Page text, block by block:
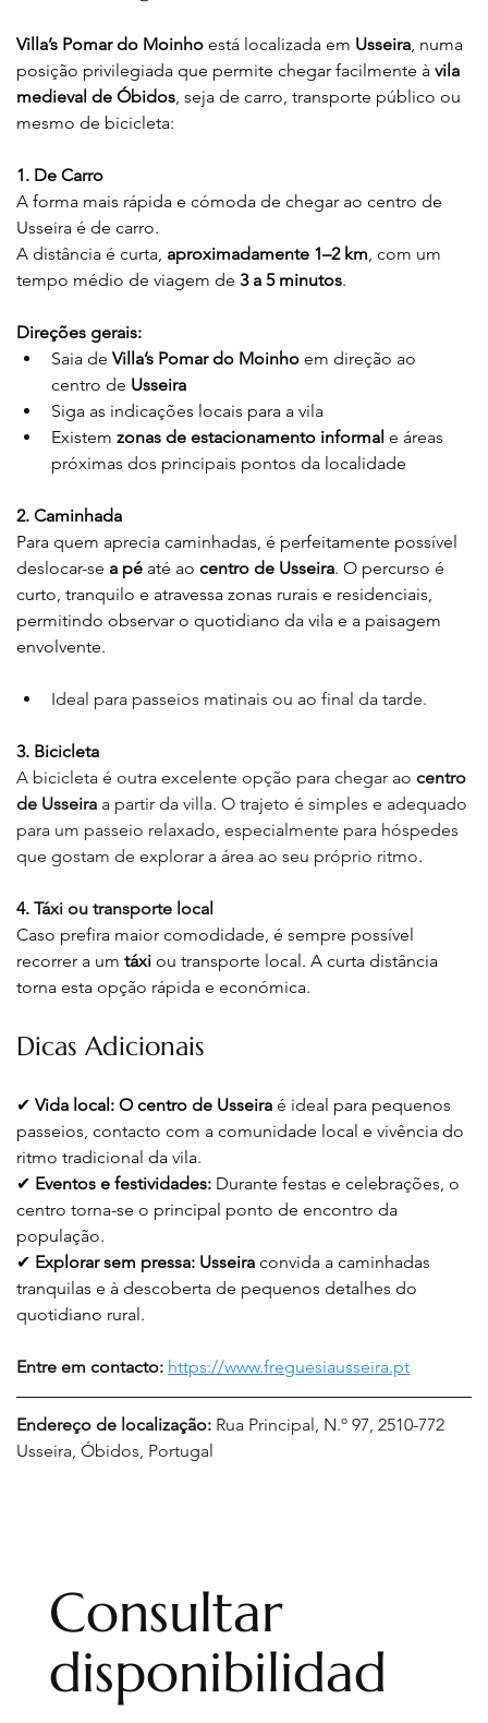
Villa’s Pomar do Moinho está localizada em Usseira, numa
posição privilegiada que permite chegar facilmente à vila
medieval de Óbidos, seja de carro, transporte público ou
mesmo de bicicleta:
1. De Carro
A forma mais rápida e cómoda de chegar ao centro de
Usseira é de carro.
A distância é curta, aproximadamente 1–2 km, com um
tempo médio de viagem de 3 a 5 minutos.
Direções gerais:
Saia de Villa’s Pomar do Moinho em direção ao
centro de Usseira
Siga as indicações locais para a vila
Existem zonas de estacionamento informal e áreas
próximas dos principais pontos da localidade
2. Caminhada
Para quem aprecia caminhadas, é perfeitamente possível
deslocar-se a pé até ao centro de Usseira. O percurso é
curto, tranquilo e atravessa zonas rurais e residenciais,
permitindo observar o quotidiano da vila e a paisagem
envolvente.
Ideal para passeios matinais ou ao final da tarde.
3. Bicicleta
A bicicleta é outra excelente opção para chegar ao centro
de Usseira a partir da villa. O trajeto é simples e adequado
para um passeio relaxado, especialmente para hóspedes
que gostam de explorar a área ao seu próprio ritmo.
4. Táxi ou transporte local
Caso prefira maior comodidade, é sempre possível
recorrer a um táxi ou transporte local. A curta distância
torna esta opção rápida e económica.
Dicas Adicionais
✔ Vida local: O centro de Usseira é ideal para pequenos
passeios, contacto com a comunidade local e vivência do
ritmo tradicional da vila.
✔ Eventos e festividades: Durante festas e celebrações, o
centro torna-se o principal ponto de encontro da
população.
✔ Explorar sem pressa: Usseira convida a caminhadas
tranquilas e à descoberta de pequenos detalhes do
quotidiano rural.
Entre em contacto: https://www.freguesiausseira.pt
Endereço de localização: Rua Principal, N.º 97, 2510-772
Usseira, Óbidos, Portugal
Consultar
disponibilidad